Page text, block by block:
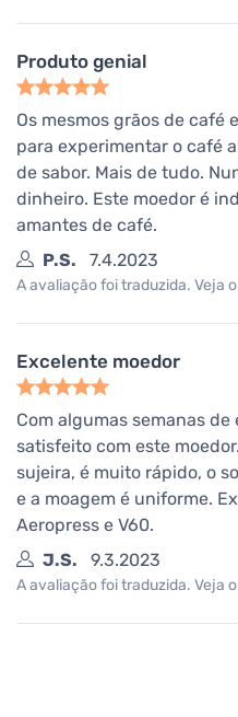
Produto genial
Os mesmos grãos de café
para experimentar o café
de sabor. Mais de tudo.
dinheiro. Este moedor é
amantes de café.
P.S.
7.4.2023
A avaliação foi traduzida. Veja
Excelente moedor
Com algumas semanas
satisfeito com este
sujeira, é muito rápido, o
e a moagem é uniforme.
Aeropress e V60.
J.S.
9.3.2023
A avaliação foi traduzida. Veja